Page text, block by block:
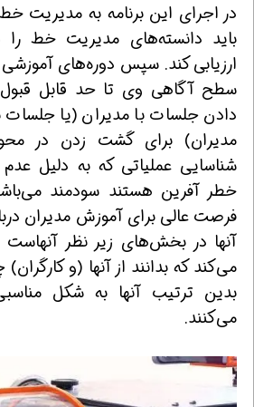
در اجرای این برنامه به مدیریت
باید دانسته‌های مدیریت خط را
ارزیابی كند. سپس دوره‌های آموزشی
سطح آگاهی وی تا حد قابل قبول
دادن جلسات با مدیران (یا
مدیران) برای گشت زدن در
شناسایی عملیاتی كه به دلیل
خطر آفرین هستند سودمند
فرصت عالی برای آموزش مدیران
آنها در بخش‌های زیر نظر
می‌كند كه بدانند از آنها (و
بدین ترتیب آنها به شكل
می‌كنند.